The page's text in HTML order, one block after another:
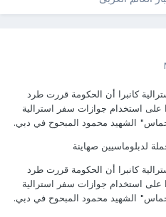
كانبرا أن الحكومة قررت طرد
على استخدام جوازات سفر استرالية
الشهيد محمود المبحوح في دبي.
لدبلوماسيين صهاينة
كانبرا أن الحكومة قررت طرد
على استخدام جوازات سفر استرالية
الشهيد محمود المبحوح في دبي.